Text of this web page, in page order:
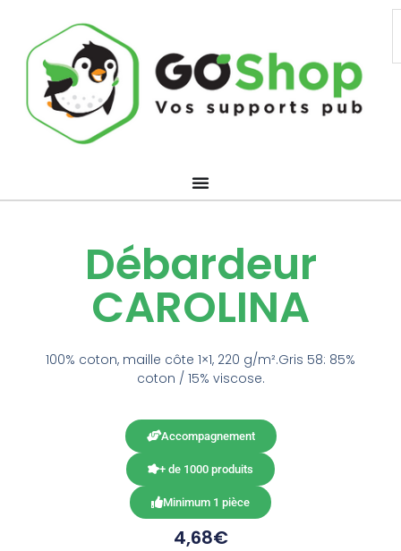
contenu
Débardeur
CAROLINA
100% coton, maille côte 1×1, 220 g/m².Gris 58: 85%
coton / 15% viscose.
Accompagnement
+ de 1000 produits
Minimum 1 pièce
4,68€